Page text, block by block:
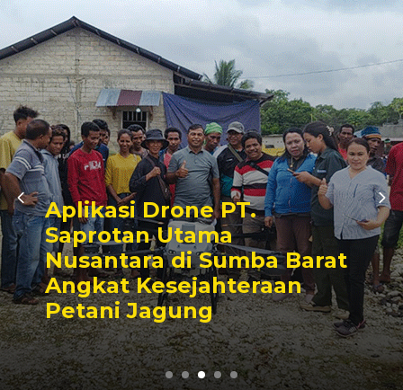
Jangan Kalah oleh Hama
Penyakit, Yuk Atasi
Tantangan Budidaya
Kembang Kol!